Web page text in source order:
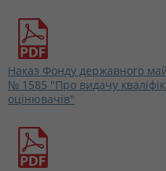
Наказ Фонду державного
№ 1585 "Про видачу
оцінювачів"